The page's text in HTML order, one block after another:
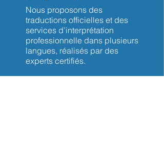
Nous proposons des
traductions officielles et des
services d’interprétation
professionnelle dans plusieurs
langues, réalisés par des
experts certifiés.